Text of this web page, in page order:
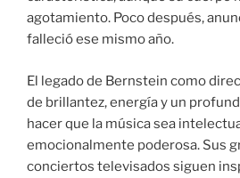
agotamiento. Poco después,
falleció ese mismo año.
El legado de Bernstein como
de brillantez, energía y un
hacer que la música sea
emocionalmente poderosa. Sus
conciertos televisados siguen